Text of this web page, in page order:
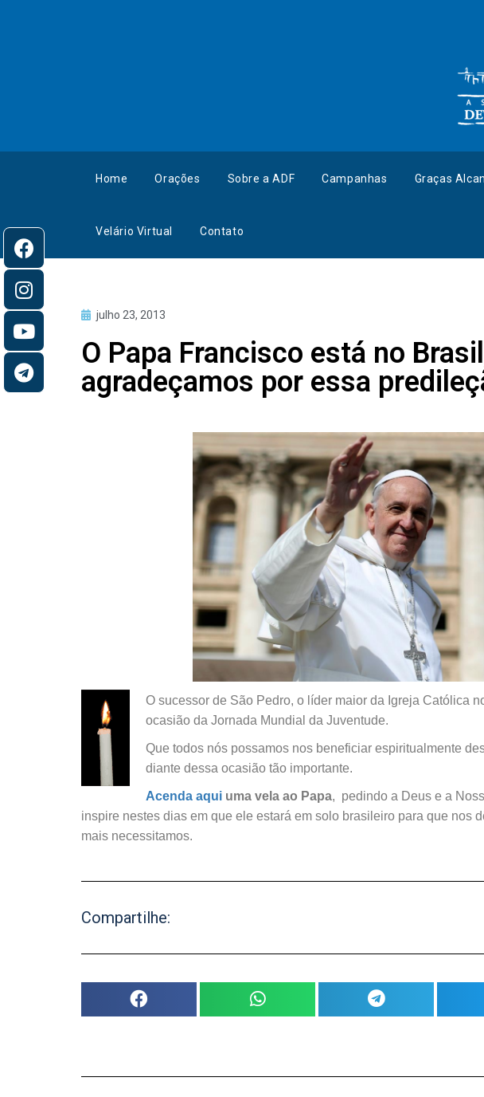
Home Orações Sobre a ADF Campanhas Graças
Velário Virtual Contato
julho 23, 2013
O Papa Francisco está no
agradeçamos por essa
O sucessor de São Pedro, o líder maior da Igreja Católica
ocasião da Jornada Mundial da Juventude.
Que todos nós possamos nos beneficiar espiritualmente
diante dessa ocasião tão importante.
Acenda aqui uma vela ao Papa, pedindo a Deus e a
inspire nestes dias em que ele estará em solo brasileiro para que nos
mais necessitamos.
Compartilhe: